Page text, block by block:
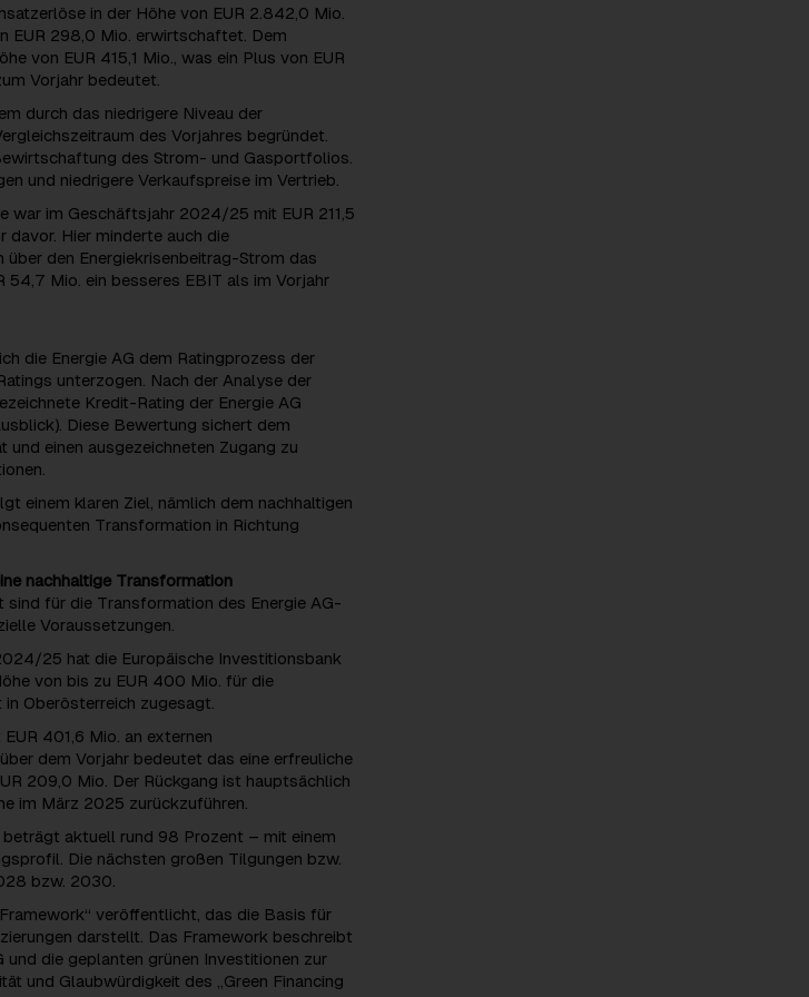
in der Höhe von EUR 2.842,0 Mio.
EUR 298,0 Mio. erwirtschaftet. Dem
von EUR 415,1 Mio., was ein Plus von EUR
Vorjahr bedeutet.
durch das niedrigere Niveau der
des Vorjahres begründet.
des Strom- und Gasportfolios.
und niedrigere Verkaufspreise im Vertrieb.
war im Geschäftsjahr 2024/25 mit EUR 211,5
davor. Hier minderte auch die
den Energiekrisenbeitrag-Strom das
54,7 Mio. ein besseres EBIT als im Vorjahr
die Energie AG dem Ratingprozess der
unterzogen. Nach der Analyse der
Kredit-Rating der Energie AG
Diese Bewertung sichert dem
und einen ausgezeichneten Zugang zu
einem klaren Ziel, nämlich dem nachhaltigen
Transformation in Richtung
nachhaltige Transformation
sind für die Transformation des Energie AG-
Voraussetzungen.
25 hat die Europäische Investitionsbank
von bis zu EUR 400 Mio. für die
Oberösterreich zugesagt.
401,6 Mio. an externen
dem Vorjahr bedeutet das eine erfreuliche
209,0 Mio. Der Rückgang ist hauptsächlich
im März 2025 zurückzuführen.
aktuell rund 98 Prozent – mit einem
Die nächsten großen Tilgungen bzw.
bzw. 2030.
veröffentlicht, das die Basis für
darstellt. Das Framework beschreibt
die geplanten grünen Investitionen zur
und Glaubwürdigkeit des „Green Financing